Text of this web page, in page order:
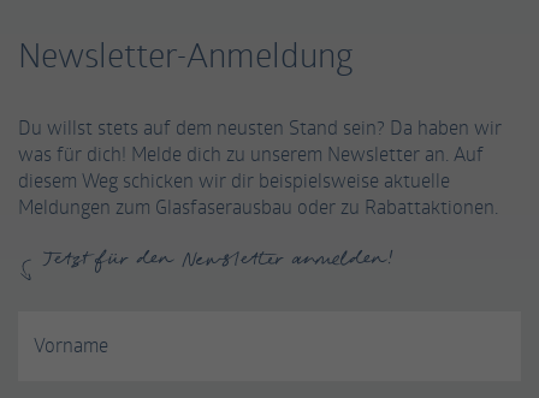
Newsletter-Anmeldung
Du willst stets auf dem neusten Stand sein? Da haben wir
was für dich! Melde dich zu unserem Newsletter an. Auf
diesem Weg schicken wir dir beispielsweise aktuelle
Meldungen zum Glasfaserausbau oder zu Rabattaktionen.
Jetzt für den Newsletter anmelden!
Vorname